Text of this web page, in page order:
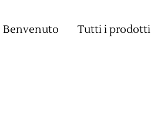
Benvenuto Tutti i prodotti